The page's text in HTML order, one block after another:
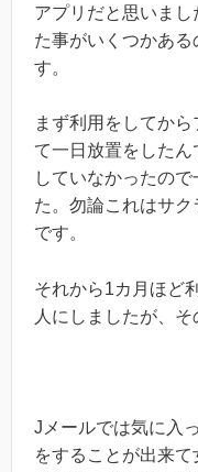
アプリだと思いま
た事がいくつかある
す。
まず利用をしてか
て一日放置をした
していなかったの
た。勿論これはサ
です。
それから1カ月ほど
人にしましたが、
Jメールでは気に入
をすることが出来